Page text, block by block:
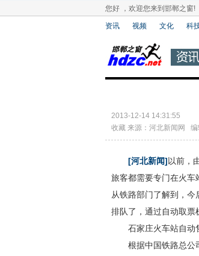
您好 ，欢迎您来到邯郸之窗!
资讯 视频 文化 科
2013-12-14 14:31:55
收藏 来源：河北新闻网 编
[河北新闻]以前，
旅客都需要专门在火车
从铁路部门了解到，
排队了，通过自动取票
石家庄火车站自动
根据中国铁路总公司